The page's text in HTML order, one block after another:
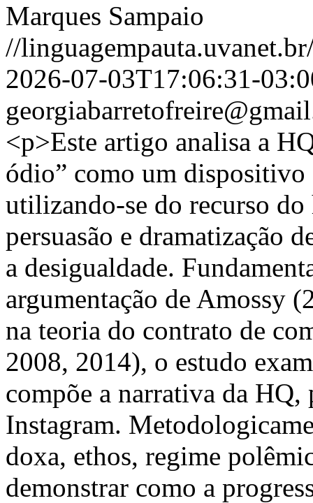
Marques Sampaio
//
2026-07-03T17:06:31-
<p>Este artigo analisa a
ódio” como um
utilizando-se do recurso
persuasão e dramatização
a desigualdade.
argumentação de Amossy
na teoria do contrato de
2008, 2014), o estudo
compõe a narrativa da
Instagram.
doxa, ethos, regime
demonstrar como a